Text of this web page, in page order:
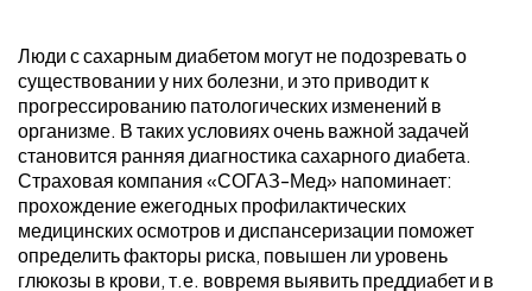
Люди с сахарным диабетом могут не подозревать о
существовании у них болезни, и это приводит к
прогрессированию патологических изменений в
организме. В таких условиях очень важной задачей
становится ранняя диагностика сахарного диабета.
Страховая компания «СОГАЗ-Мед» напоминает:
прохождение ежегодных профилактических
медицинских осмотров и диспансеризации поможет
определить факторы риска, повышен ли уровень
глюкозы в крови, т.е. вовремя выявить преддиабет и в